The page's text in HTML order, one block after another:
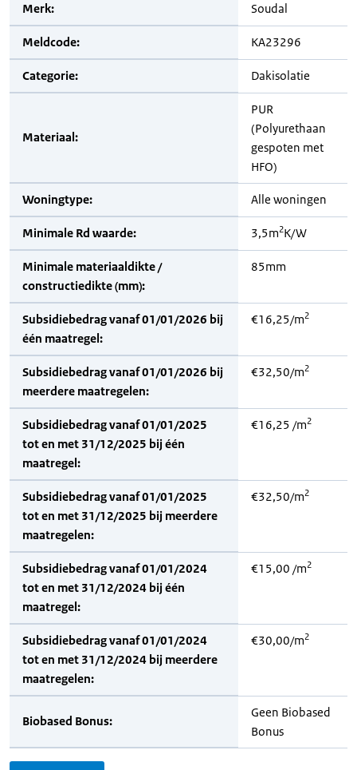
Merk: Soudal
Meldcode: KA23296
Categorie: Dakisolatie
Materiaal:
PUR
(Polyurethaan
gespoten met
HFO)
Woningtype: Alle woningen
Minimale Rd waarde: 3,5m2K/W
Minimale materiaaldikte /
constructiedikte (mm):
85mm
Subsidiebedrag vanaf 01/01/2026 bij
één maatregel:
€16,25/m2
Subsidiebedrag vanaf 01/01/2026 bij
meerdere maatregelen:
€32,50/m2
Subsidiebedrag vanaf 01/01/2025
tot en met 31/12/2025 bij één
maatregel:
€16,25 /m2
Subsidiebedrag vanaf 01/01/2025
tot en met 31/12/2025 bij meerdere
maatregelen:
€32,50/m2
Subsidiebedrag vanaf 01/01/2024
tot en met 31/12/2024 bij één
maatregel:
€15,00 /m2
Subsidiebedrag vanaf 01/01/2024
tot en met 31/12/2024 bij meerdere
maatregelen:
€30,00/m2
Biobased Bonus:
Geen Biobased
Bonus